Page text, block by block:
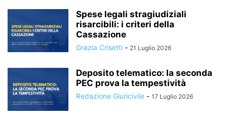
Spese legali stragiudiziali
risarcibili: i criteri della
Cassazione
Grazia Crisetti - 21 Luglio 2026
Deposito telematico: la seconda
PEC prova la tempestività
Redazione Giuricivile - 17 Luglio 2026